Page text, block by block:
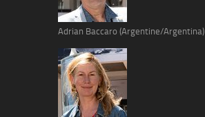
Adrian Baccaro (Argentine/Argentina)